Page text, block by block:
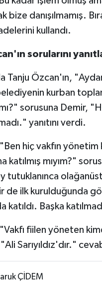
bize danışılmamış.
kullandı.
sorularını
Tanju Özcan'ın,
kurban
mı?" sorusuna Demir,
yanıtını verdi.
hiç vakfın yönetim
katılmış mıyım?"
tutuklanınca
de ilk kurulduğunda
katıldı. Başka
fiilen yöneten
Sarıyıldız'dır."
ÇİDEM